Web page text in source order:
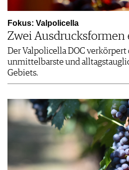
Fokus: Valpolicella
Zwei Ausdrucksformen
Der Valpolicella DOC verkörpert
unmittelbarste und
Gebiets.